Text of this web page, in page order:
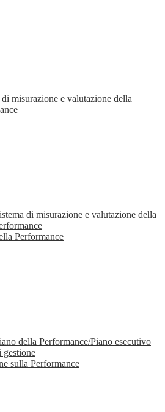
di misurazione e valutazione della
di misurazione e valutazione della
Performance
della Performance/Piano esecutivo
gestione
sulla Performance